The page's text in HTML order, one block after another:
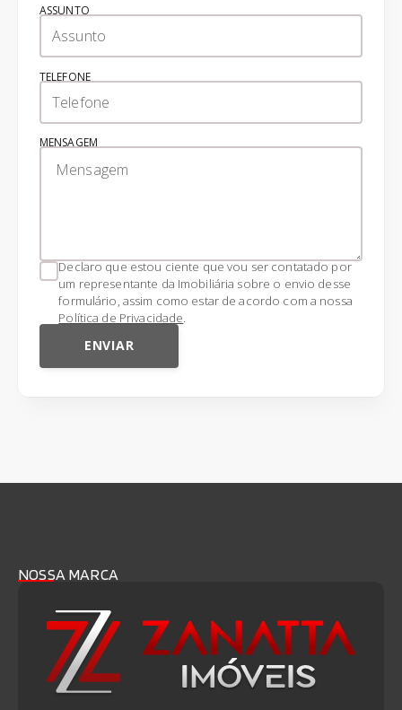
ASSUNTO
TELEFONE
MENSAGEM
Declaro que estou ciente que vou ser contatado por
um representante da Imobiliária sobre o envio desse
formulário, assim como estar de acordo com a nossa
Política de Privacidade.
ENVIAR
NOSSA MARCA